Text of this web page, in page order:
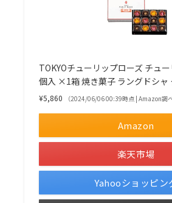
TOKYOチューリップローズ チュ
個入 ×1箱 焼き菓子 ラングドシャ
¥5,860 （2024/06/06 00:39時点 | Amazon調べ
Amazon
楽天市場
Yahooショッピン